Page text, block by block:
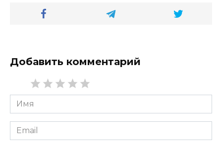
Добавить комментарий
Имя
*
Email
*